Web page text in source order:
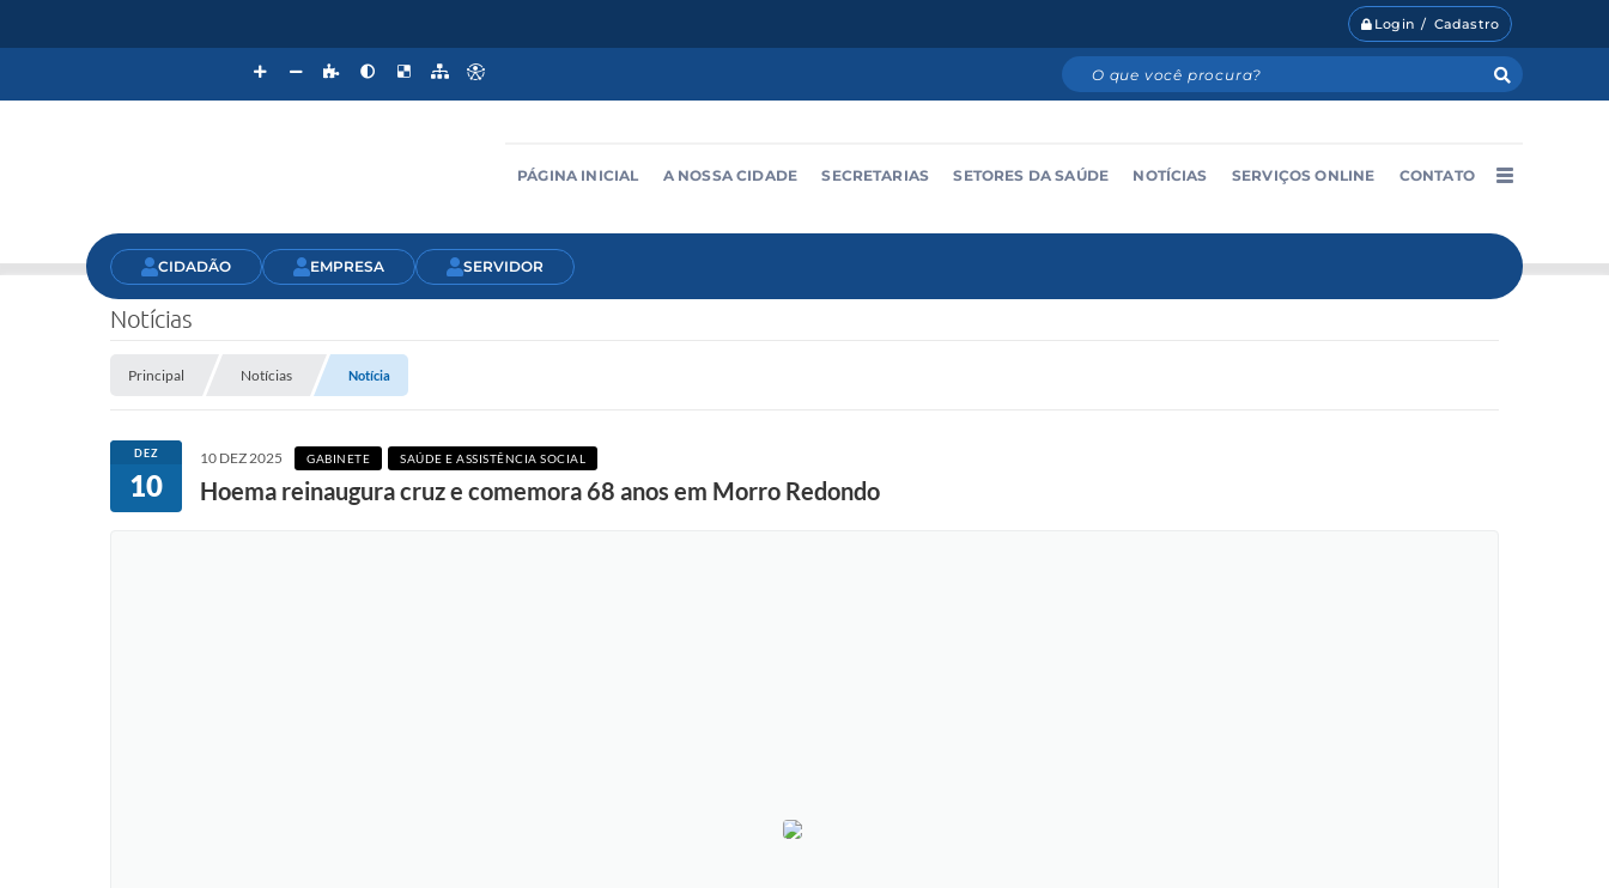
Login / Cadastro
PÁGINA INICIAL A NOSSA CIDADE SECRETARIAS SETORES DA SAÚDE NOTÍCIAS SERVIÇOS ONLINE CONTATO
CIDADÃO EMPRESA SERVIDOR
Notícias
Principal Notícias Notícia
DEZ
10
10 DEZ 2025 GABINETE SAÚDE E ASSISTÊNCIA SOCIAL
Hoema reinaugura cruz e comemora 68 anos em Morro Redondo